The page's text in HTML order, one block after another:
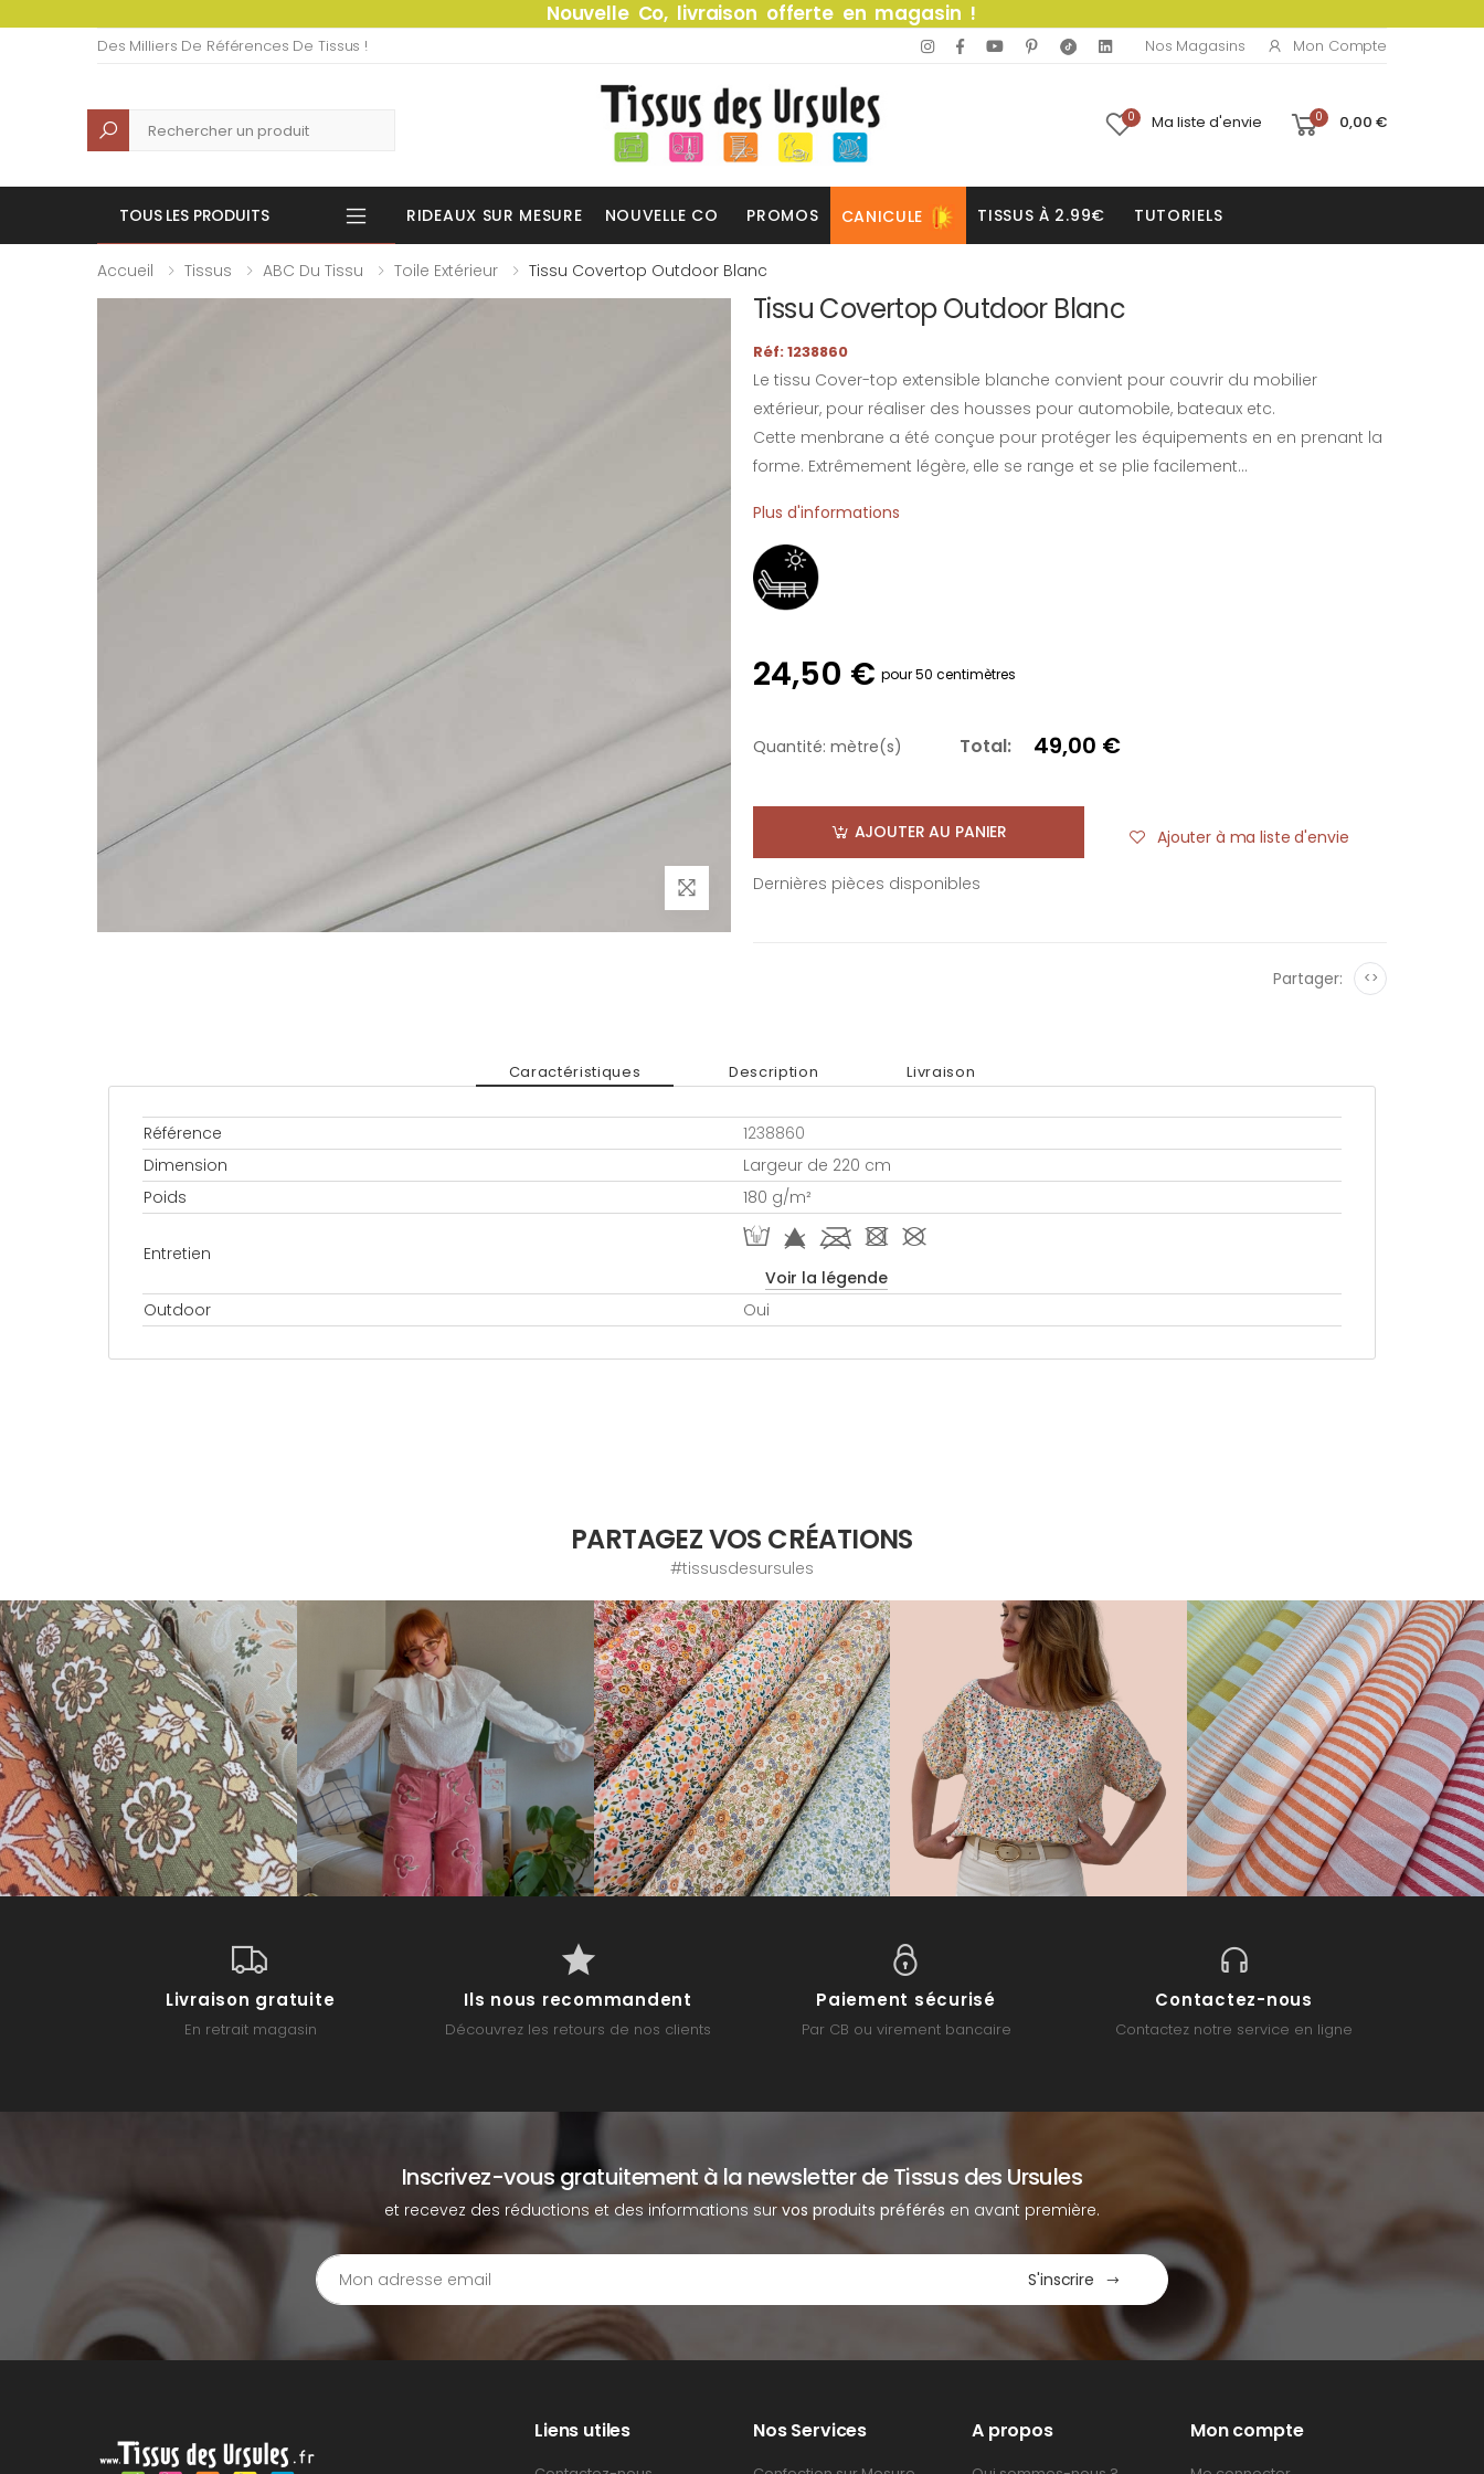
Nouvelle Co, livraison offerte en magasin !
Des Milliers De Références De Tissus ! Nos Magasins Mon Compte
Recherche 0 Ma liste d'envie 0 0,00 €
TOUS LES PRODUITS RIDEAUX SUR MESURE NOUVELLE CO PROMOS CANICULE TISSUS À 2.99€ TUTORIELS
Accueil Tissus ABC Du Tissu Toile Extérieur Tissu Covertop Outdoor Blanc
Tissu Covertop Outdoor Blanc
Réf: 1238860
Le tissu Cover-top extensible blanche convient pour couvrir du mobilier
extérieur, pour réaliser des housses pour automobile, bateaux etc.
Cette menbrane a été conçue pour protéger les équipements en en prenant la
forme. Extrêmement légère, elle se range et se plie facilement...
Plus d'informations
24,50 € pour 50 centimètres
Quantité: mètre(s) Total: 49,00 €
AJOUTER AU PANIER Ajouter à ma liste d'envie
Dernières pièces disponibles
Partager: <>
Caractéristiques Description Livraison
Référence
1238860
Dimension
Largeur de 220 cm
Poids
180 g/m²
Entretien
W f l - #
Voir la légende
Outdoor
Oui
PARTAGEZ VOS CRÉATIONS
#tissusdesursules
Livraison gratuite
En retrait magasin
Ils nous recommandent
Découvrez les retours de nos clients
Paiement sécurisé
Par CB ou virement bancaire
Contactez-nous
Contactez notre service en ligne
Inscrivez-vous gratuitement à la newsletter de Tissus des Ursules
et recevez des réductions et des informations survos produits préférés en avant première.
S'inscrire
Liens utiles Nos Services A propos Mon compte